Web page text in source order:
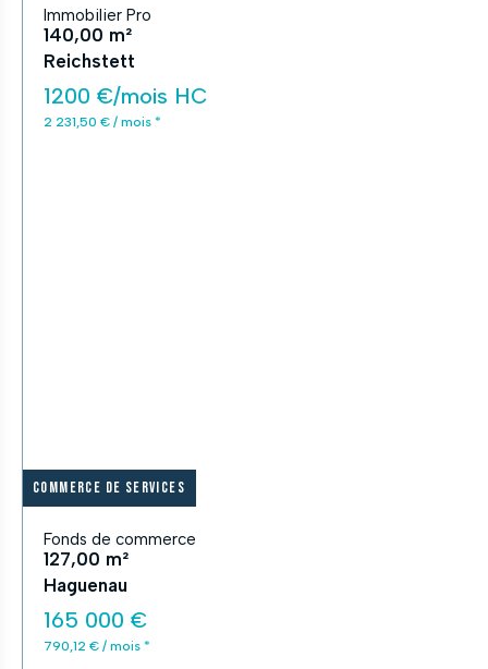
Immobilier Pro
140,00 m²
Reichstett
1200 €/mois HC
2 231,50 € / mois *
Commerce de services
Fonds de commerce
127,00 m²
Haguenau
165 000 €
790,12 € / mois *